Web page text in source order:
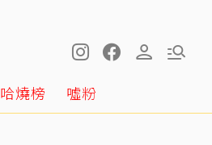
哈燒榜 噓粉